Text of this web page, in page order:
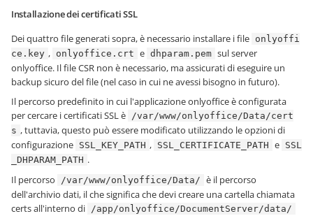
Installazione dei certificati SSL
Dei quattro file generati sopra, è necessario installare i file onlyoffi
ce.key , onlyoffice.crt e dhparam.pem sul server
onlyoffice. Il file CSR non è necessario, ma assicurati di eseguire un
backup sicuro del file (nel caso in cui ne avessi bisogno in futuro).
Il percorso predefinito in cui l'applicazione onlyoffice è configurata
per cercare i certificati SSL è /var/www/onlyoffice/Data/cert
s , tuttavia, questo può essere modificato utilizzando le opzioni di
configurazione SSL_KEY_PATH , SSL_CERTIFICATE_PATH e SSL
_DHPARAM_PATH .
Il percorso
/var/www/onlyoffice/Data/ è il percorso
dell'archivio dati, il che significa che devi creare una cartella chiamata
certs all'interno di /app/onlyoffice/DocumentServer/data/